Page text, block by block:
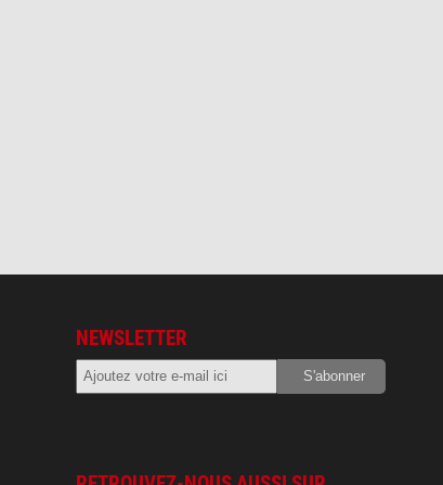
NEWSLETTER